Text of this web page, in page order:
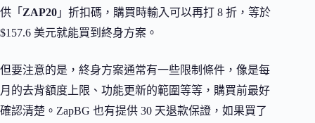
供「 ZAP20 」折扣碼，購買時輸入可以再打 8 折，等於
$157.6 美元就能買到終身方案。
但要注意的是，終身方案通常有一些限制條件，像是每
月的去背額度上限、功能更新的範圍等等，購買前最好
確認清楚。ZapBG 也有提供 30 天退款保證，如果買了